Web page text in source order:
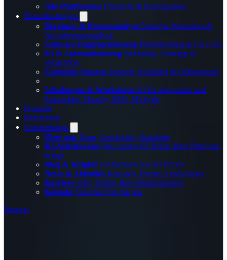
Alle Plattformen Übersicht & Konfigurator
Dienstleistungen
Beratung & Prozessanalyse Strategie-Workshop &
Anforderungsanalyse
Software-Implementierung Projektleitung & Go-Live
KI & Automatisierung Workshop, Prototyp &
Integration
Customer Success Support, Schulung & Optimierung
Schulungen & Workshops KI für Anwender und
Entwickler, Shopify, SEO, MySyde
Prozesse
Referenzen
Unternehmen
Über uns Team, Geschichte, Standorte
KI-Arbeitsweise Was unsere KI-Praxis Ihrer Plattform
bringt
Blog & Insights Fachwissen aus der Praxis
News & Aktuelles Releases, Events, Team-News
Karriere Jobs, Kultur, Bewerbungsprozess
Kontakt Sprechen Sie mit uns
Support